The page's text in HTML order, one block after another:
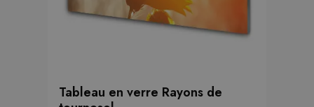
Tableau en verre Rayons de